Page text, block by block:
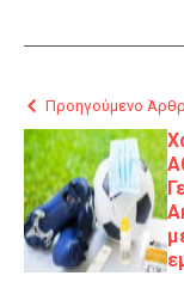
Προηγούμενο